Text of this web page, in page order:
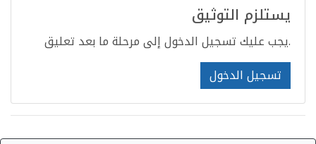
يستلزم التوثيق
يجب عليك تسجيل الدخول إلى مرحلة ما بعد تعليق.
تسجيل الدخول